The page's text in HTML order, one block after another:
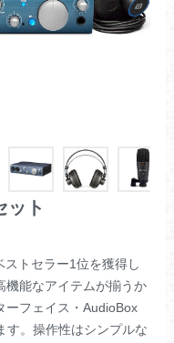
ット
トセラー1位を獲得し
機能なアイテムが揃うか
ーフェイス・AudioBox
す。操作性はシンプルな